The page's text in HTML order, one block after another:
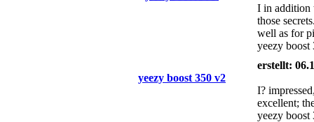
I in addition
those
well as for
yeezy
yeezy boost 350 v2
erstellt:
I?
excellent;
yeezy boost